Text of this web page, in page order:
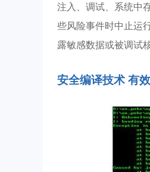
注⼊、调试、系统中
些⻛险事件时中⽌运
露敏感数据或被调试
安全编译技术 有